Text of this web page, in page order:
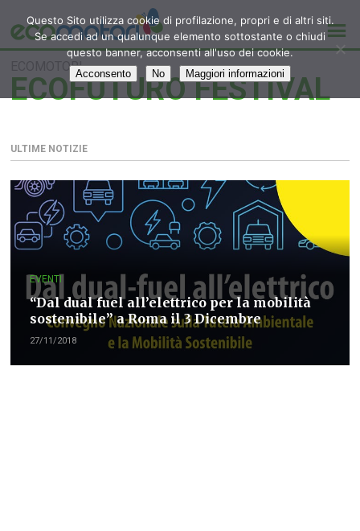
ECOMOTORI
ECOFUTURO FESTIVAL
ULTIME NOTIZIE
EVENTI
“Dal dual fuel all’elettrico per la mobilità
sostenibile” a Roma il 3 Dicembre
27/11/2018
Questo Sito utilizza cookie di profilazione, propri e di altri siti.
Se accedi ad un qualunque elemento sottostante o chiudi
questo banner, acconsenti all'uso dei cookie.
Acconsento No Maggiori informazioni